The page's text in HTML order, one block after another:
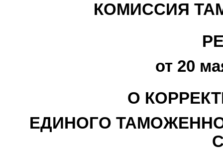
КОМИССИЯ
от 20
О
ЕДИНОГО